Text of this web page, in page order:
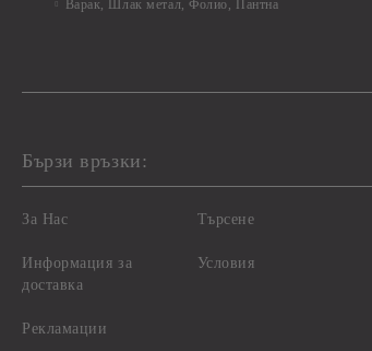
Варак, Шлак метал, Фолио, Пантна
Бързи връзки:
За Нас
Информация за
доставка
Рекламации
Търсене
Условия